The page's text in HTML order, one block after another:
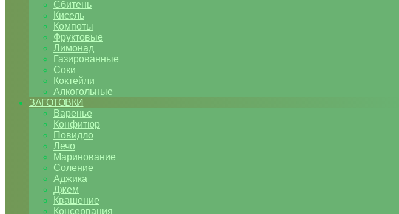
Сбитень
Кисель
Компоты
Фруктовые
Лимонад
Газированные
Соки
Коктейли
Алкогольные
ЗАГОТОВКИ
Варенье
Конфитюр
Повидло
Лечо
Маринование
Соление
Аджика
Джем
Квашение
Консервация